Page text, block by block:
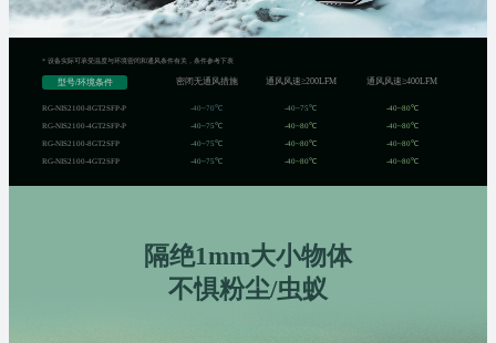
* 设备实际可承受温度与环境密闭和通风条件有关，条件参考下表
型号/环境条件 密闭无通风措施 通风风速≥200LFM 通风风速≥400LFM
RG-NIS2100-8GT2SFP-P -40~70℃ -40~75℃
-40~80℃
RG-NIS2100-4GT2SFP-P
-40~75℃ -40~80℃
-40~80℃
RG-NIS2100-8GT2SFP
-40~75℃ -40~80℃
-40~80℃
RG-NIS2100-4GT2SFP
-40~75℃ -40~80℃ -40~80℃
隔绝1mm大小物体
不惧粉尘/虫蚁